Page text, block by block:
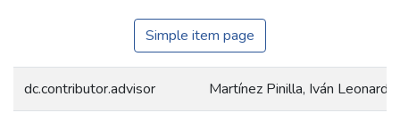
Simple item page
dc.contributor.advisor Martínez Pinilla, Iván Leonardo